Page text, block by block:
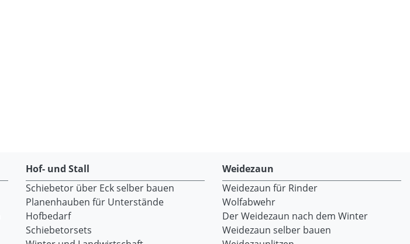
Hof- und Stall
Schiebetor über Eck selber bauen
Planenhauben für Unterstände
Hofbedarf
Schiebetorsets
Weidezaun
Weidezaun für Rinder
Wolfabwehr
Der Weidezaun nach dem Winter
Weidezaun selber bauen